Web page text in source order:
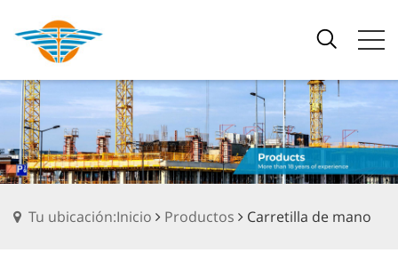
Tu ubicación:Inicio Productos Carretilla de mano